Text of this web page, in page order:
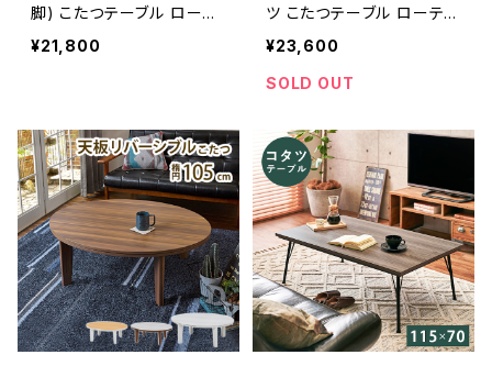
脚) こたつテーブル ローテ
ーブル リビングテーブル ス
タイリッシュ 一人暮らし 幅
¥21,800
ツ こたつテーブル ローテー
ブル リビングテーブル スタ
イリッシュ 一人暮らし
¥23,600
SOLD OUT